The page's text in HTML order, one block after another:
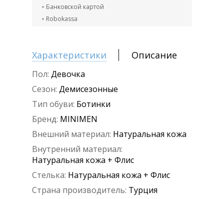
Банковской картой
Robokassa
Характеристики Описание
Пол: Девочка
Сезон: Демисезонные
Тип обуви: Ботинки
Бренд: MINIMEN
Внешний материал: Натуральная кожа
Внутренний материал:
Натуральная кожа + Флис
Стелька: Натуральная кожа + Флис
Страна производитель: Турция